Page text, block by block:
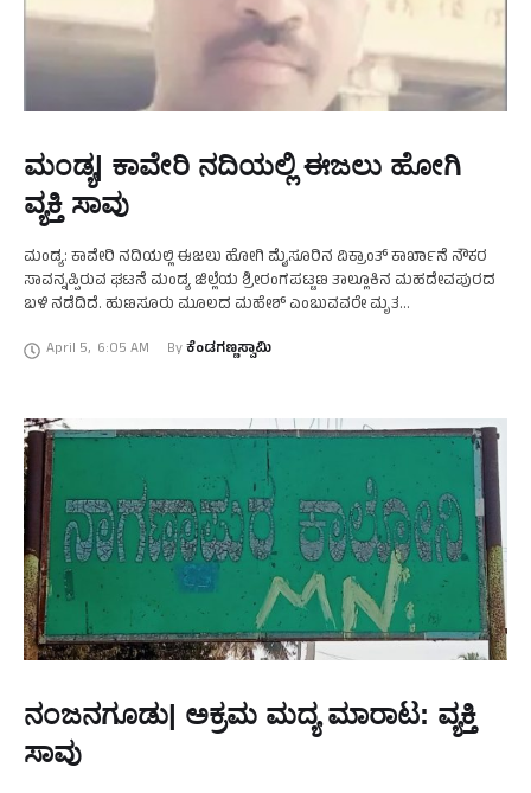
ಮಂಡ್ಯ| ಕಾವೇರಿ ನದಿಯಲ್ಲಿ ಈಜಲು ಹೋಗಿ
ವ್ಯಕ್ತಿ ಸಾವು
ಮಂಡ್ಯ: ಕಾವೇರಿ ನದಿಯಲ್ಲಿ ಈಜಲು ಹೋಗಿ ಮೈಸೂರಿನ ವಿಕ್ರಾಂತ್‌ ಕಾರ್ಖಾನೆ ನೌಕರ
ಸಾವನ್ನಪ್ಪಿರುವ ಘಟನೆ ಮಂಡ್ಯ ಜಿಲ್ಲೆಯ ಶ್ರೀರಂಗಪಟ್ಟಣ ತಾಲ್ಲೂಕಿನ ಮಹದೇವಪುರದ
ಬಳಿ ನಡೆದಿದೆ. ಹುಣಸೂರು ಮೂಲದ ಮಹೇಶ್‌ ಎಂಬುವವರೇ ಮೃತ
… April 5, 6:05 AM By ಕೆಂಡಗಣ್ಣಸ್ವಾಮಿ
ನಂಜನಗೂಡು| ಅಕ್ರಮ ಮದ್ಯ ಮಾರಾಟ: ವ್ಯಕ್ತಿ
ಸಾವು